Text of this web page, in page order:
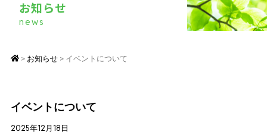
Contents
古洞の森温泉食堂
お知らせ
news
お知らせ イベントについて
イベントについて
2025年12月18日